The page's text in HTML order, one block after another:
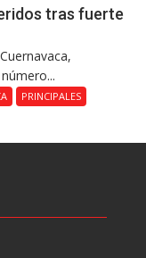
tras fuerte
PRINCIPALES